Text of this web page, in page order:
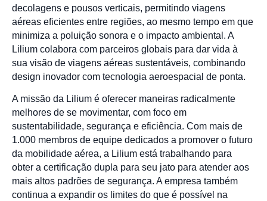
decolagens e pousos verticais, permitindo viagens
aéreas eficientes entre regiões, ao mesmo tempo em que
minimiza a poluição sonora e o impacto ambiental. A
Lilium colabora com parceiros globais para dar vida à
sua visão de viagens aéreas sustentáveis, combinando
design inovador com tecnologia aeroespacial de ponta.
A missão da Lilium é oferecer maneiras radicalmente
melhores de se movimentar, com foco em
sustentabilidade, segurança e eficiência. Com mais de
1.000 membros de equipe dedicados a promover o futuro
da mobilidade aérea, a Lilium está trabalhando para
obter a certificação dupla para seu jato para atender aos
mais altos padrões de segurança. A empresa também
continua a expandir os limites do que é possível na